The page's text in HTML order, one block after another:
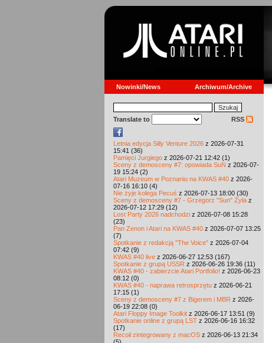
Nowinki/News Archiwum/Archive
Translate to RSS
Letnia edycja Silly Venture 2026 z 2026-07-31
15:41 (36)
Pamięci Jurgiego z 2026-07-21 12:42 (1)
Sceny z demosceny #7: opowiada SuN z 2026-07-
19 15:24 (2)
Atari Muzeum w Poznaniu na KWAS #40 z 2026-
07-16 16:10 (4)
Nie żyje kolega Pecuś z 2026-07-13 18:00 (30)
Sceny z demosceny #7 - Grzegorz "Sun" Żyła z
2026-07-12 17:29 (12)
Lost Party 2026 nadchodzi z 2026-07-08 15:28
(23)
Pan Zenon i Atari na KWAS #40 z 2026-07-07 13:25
(7)
Spotkanie z redakcją "The Voice" z 2026-07-04
07:42 (9)
KWAS #40 live z 2026-06-27 12:53 (167)
Spotkanie z grupą USSR z 2026-06-26 19:36 (11)
KWAS #40 - zabierzcie Atari Portfolio! z 2026-06-23
08:12 (0)
KWAS #40 - naprawa retrosprzętu z 2026-06-21
17:15 (1)
Sceny z demosceny #7 z Bigerem i MBR z 2026-
06-19 22:08 (0)
Atari Floppy Image Toolkit z 2026-06-17 13:51 (9)
Spotkanie online z grupą LST z 2026-06-16 16:32
(17)
Recoil zintegrowany z macOS z 2026-06-13 21:34